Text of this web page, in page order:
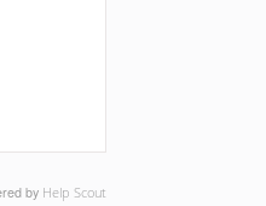
by Help Scout